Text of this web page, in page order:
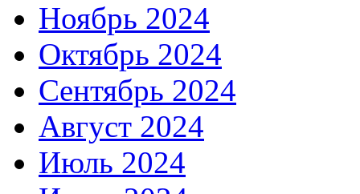
Ноябрь 2024
Октябрь 2024
Сентябрь 2024
Август 2024
Июль 2024